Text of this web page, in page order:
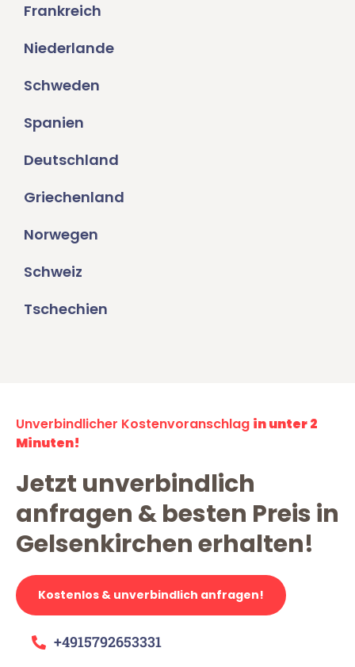
Frankreich
Niederlande
Schweden
Spanien
Deutschland
Griechenland
Norwegen
Schweiz
Tschechien
Unverbindlicher Kostenvoranschlag in unter 2
Minuten!
Jetzt unverbindlich
anfragen & besten Preis in
Gelsenkirchen erhalten!
Kostenlos & unverbindlich anfragen!
+4915792653331